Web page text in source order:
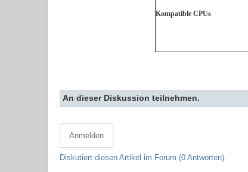
Kompatible CPUs
An dieser Diskussion teilnehmen.
Anmelden
Diskutiert diesen Artikel im Forum (0 Antworten).